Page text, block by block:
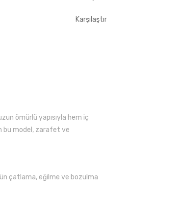
Karşılaştır
ömürlü yapısıyla hem iç
bu model, zarafet ve
çatlama, eğilme ve bozulma